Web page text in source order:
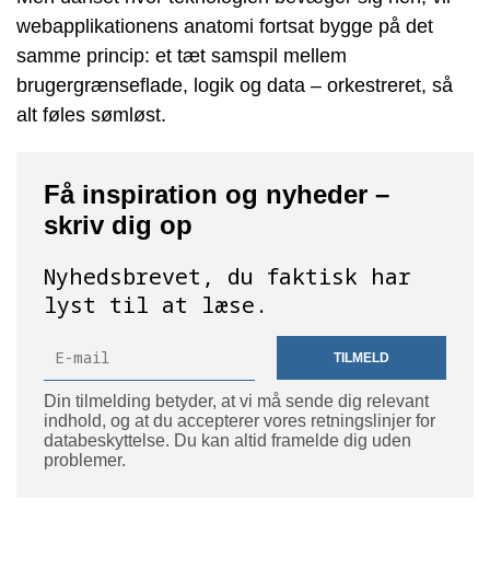
webapplikationens anatomi fortsat bygge på det
samme princip: et tæt samspil mellem
brugergrænseflade, logik og data – orkestreret, så
alt føles sømløst.
Få inspiration og nyheder –
skriv dig op
Nyhedsbrevet, du faktisk har
lyst til at læse.
TILMELD
Din tilmelding betyder, at vi må sende dig relevant
indhold, og at du accepterer vores retningslinjer for
databeskyttelse. Du kan altid framelde dig uden
problemer.